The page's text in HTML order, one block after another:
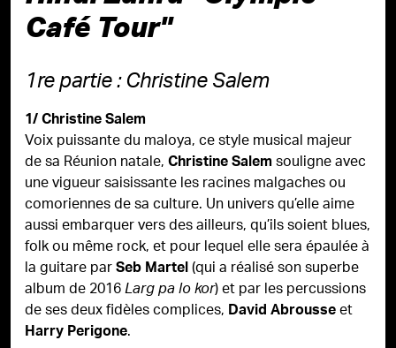
Café Tour"
1re partie : Christine Salem
1/ Christine Salem
Voix puissante du maloya, ce style musical majeur
de sa Réunion natale,Christine Salemsouligne avec
une vigueur saisissante les racines malgaches ou
comoriennes de sa culture. Un univers qu’elle aime
aussi embarquer vers des ailleurs, qu’ils soient blues,
folk ou même rock, et pour lequel elle sera épaulée à
la guitare parSeb Martel(qui a réalisé son superbe
album de 2016Larg pa lo kor) et par les percussions
de ses deux fidèles complices,David Abrousseet
Harry Perigone.